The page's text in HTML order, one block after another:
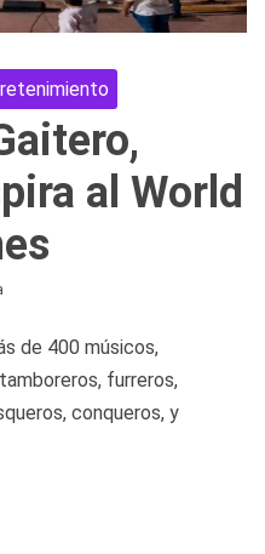
al World
de 400 músicos,
furreros,
conqueros, y